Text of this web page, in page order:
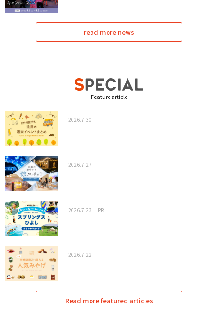
read more news
Feature article
2026.7.30
2026.7.27
2026.7.23 PR
2026.7.22
Read more featured articles